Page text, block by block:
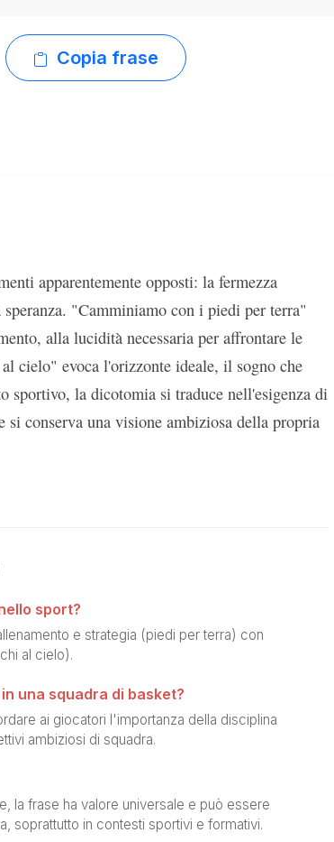
Copia frase
apparentemente opposti: la fermezza
"Camminiamo con i piedi per terra"
alla lucidità necessaria per affrontare le
cielo" evoca l'orizzonte ideale, il sogno che
sportivo, la dicotomia si traduce nell'esigenza di
conserva una visione ambiziosa della propria
sport?
e strategia (piedi per terra) con
al cielo).
una squadra di basket?
ai giocatori l'importanza della disciplina
ambiziosi di squadra.
la frase ha valore universale e può essere
soprattutto in contesti sportivi e formativi.